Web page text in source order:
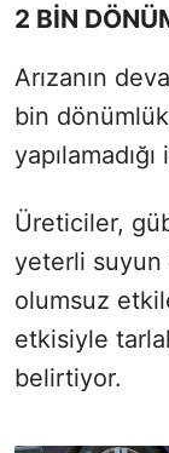
2 BİN
Arızanın
bin
Üreticiler,
yeterli suyun
olumsuz
etkisiyle
belirtiyor.